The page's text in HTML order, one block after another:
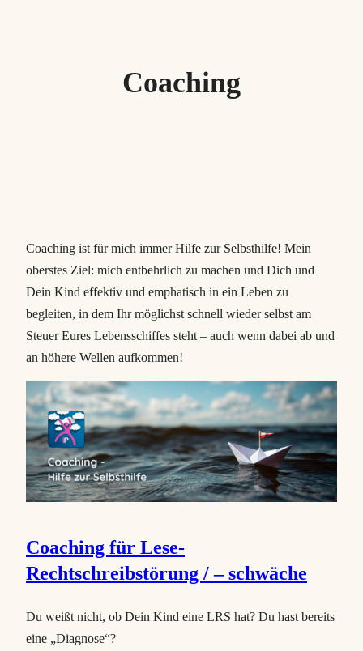
Coaching
Coaching ist für mich immer Hilfe zur Selbsthilfe! Mein
oberstes Ziel: mich entbehrlich zu machen und Dich und
Dein Kind effektiv und emphatisch in ein Leben zu
begleiten, in dem Ihr möglichst schnell wieder selbst am
Steuer Eures Lebensschiffes steht – auch wenn dabei ab und
an höhere Wellen aufkommen!
Coaching für Lese-
Rechtschreibstörung / – schwäche
Du weißt nicht, ob Dein Kind eine LRS hat? Du hast bereits
eine „Diagnose“?